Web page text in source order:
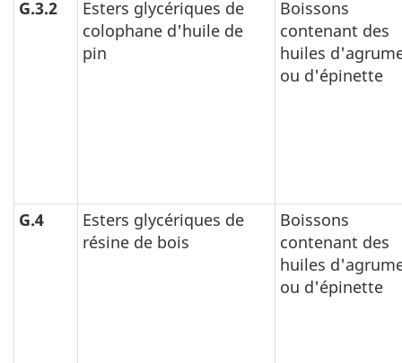
G.3.2
Esters glycériques de
colophane d'huile de
pin
Boissons
contenant des
huiles
ou d'épinette
G.4
Esters glycériques de
résine de bois
Boissons
contenant des
huiles
ou d'épinette